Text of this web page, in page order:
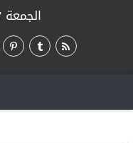
الجمعة ٢٣ صفر ١٤٤٨ هـ